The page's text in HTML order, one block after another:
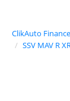
ClikAuto Finance
SSV MAV R